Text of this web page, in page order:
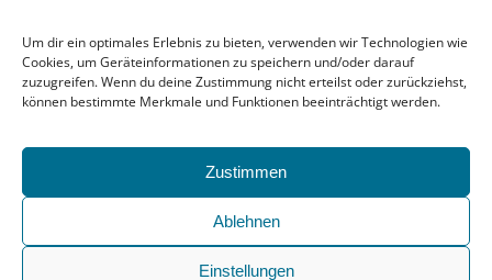
Um dir ein optimales Erlebnis zu bieten, verwenden wir Technologien wie
Cookies, um Geräteinformationen zu speichern und/oder darauf
zuzugreifen. Wenn du deine Zustimmung nicht erteilst oder zurückziehst,
können bestimmte Merkmale und Funktionen beeinträchtigt werden.
Zustimmen
Ablehnen
Einstellungen
Wir senden keinen Spam!